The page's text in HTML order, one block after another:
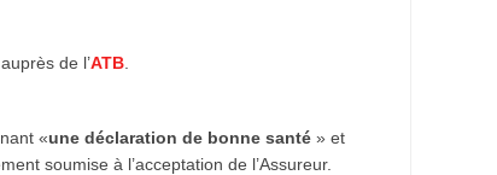
de l’ATB.
«une déclaration de bonne santé» et
soumise à l’acceptation de l’Assureur.